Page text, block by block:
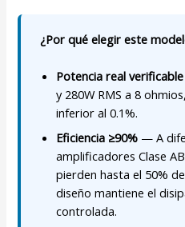
¿Por qué elegir este
Potencia real verificable
y 280W RMS a 8
inferior al 0.1%.
Eficiencia ≥90% — A
amplificadores Clase
pierden hasta el 50%
diseño mantiene el
controlada.